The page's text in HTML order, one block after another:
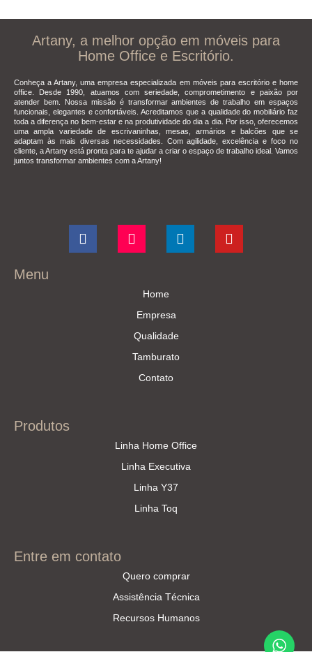
Artany, a melhor opção em móveis para
Home Office e Escritório.
Conheça a Artany, uma empresa especializada em móveis para escritório e home
office. Desde 1990, atuamos com seriedade, comprometimento e paixão por
atender bem. Nossa missão é transformar ambientes de trabalho em espaços
funcionais, elegantes e confortáveis. Acreditamos que a qualidade do mobiliário faz
toda a diferença no bem-estar e na produtividade do dia a dia. Por isso, oferecemos
uma ampla variedade de escrivaninhas, mesas, armários e balcões que se
adaptam às mais diversas necessidades. Com agilidade, excelência e foco no
cliente, a Artany está pronta para te ajudar a criar o espaço de trabalho ideal. Vamos
juntos transformar ambientes com a Artany!
Menu
Home
Empresa
Qualidade
Tamburato
Contato
Produtos
Linha Home Office
Linha Executiva
Linha Y37
Linha Toq
Entre em contato
Quero comprar
Assistência Técnica
Recursos Humanos